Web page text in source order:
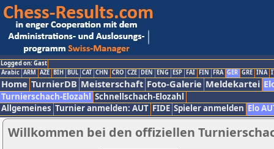
Logged on: Gast
Arabic ARM AZE BIH BUL CAT CHN CRO CZE DEN ENG ESP FAI FIN FRA GER GRE INA
Home TurnierDB Meisterschaft Foto-Galerie Meldekartei
Turnierschach-Elozahl Schnellschach-Elozahl
Allgemeines Turnier anmelden: AUT FIDE Spieler anmelden Elo
Willkommen bei den offiziellen